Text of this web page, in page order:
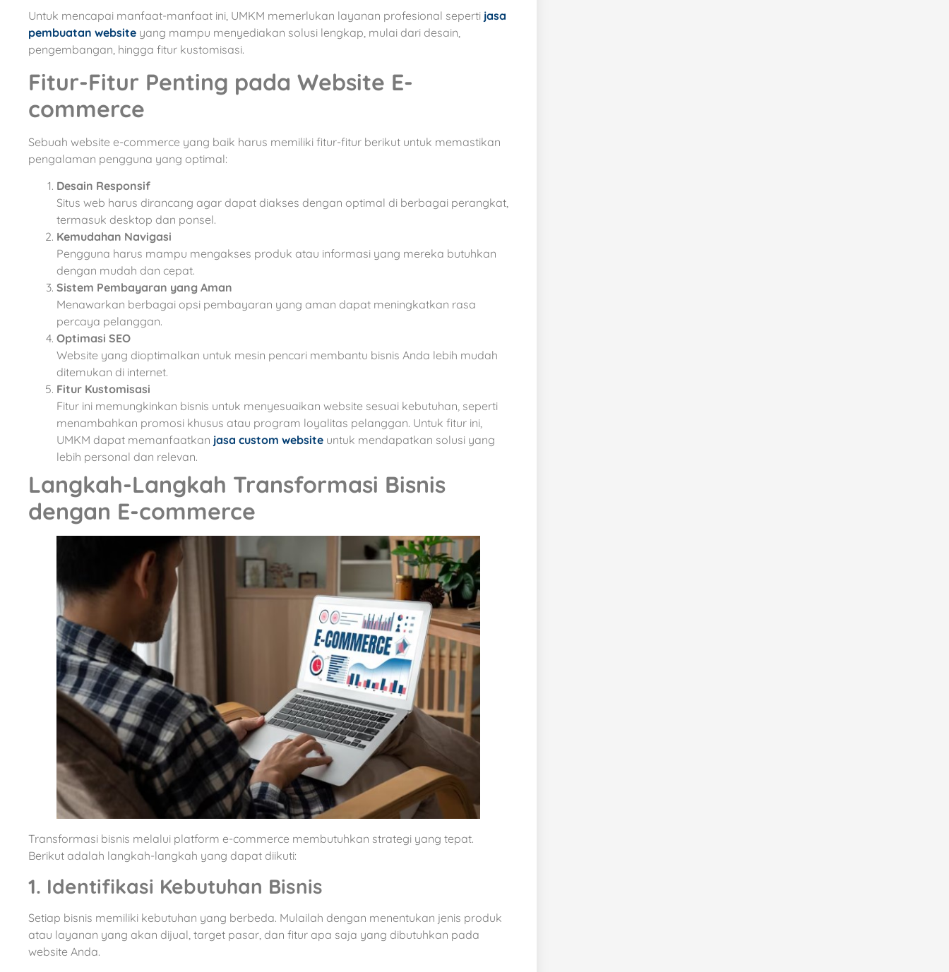
Untuk mencapai manfaat-manfaat ini, UMKM memerlukan layanan profesional seperti jasa
pembuatan website yang mampu menyediakan solusi lengkap, mulai dari desain,
pengembangan, hingga fitur kustomisasi.
Fitur-Fitur Penting pada Website E-
commerce
Sebuah website e-commerce yang baik harus memiliki fitur-fitur berikut untuk memastikan
pengalaman pengguna yang optimal:
Desain Responsif
Situs web harus dirancang agar dapat diakses dengan optimal di berbagai perangkat,
termasuk desktop dan ponsel.
Kemudahan Navigasi
Pengguna harus mampu mengakses produk atau informasi yang mereka butuhkan
dengan mudah dan cepat.
Sistem Pembayaran yang Aman
Menawarkan berbagai opsi pembayaran yang aman dapat meningkatkan rasa
percaya pelanggan.
Optimasi SEO
Website yang dioptimalkan untuk mesin pencari membantu bisnis Anda lebih mudah
ditemukan di internet.
Fitur Kustomisasi
Fitur ini memungkinkan bisnis untuk menyesuaikan website sesuai kebutuhan, seperti
menambahkan promosi khusus atau program loyalitas pelanggan. Untuk fitur ini,
UMKM dapat memanfaatkan jasa custom website untuk mendapatkan solusi yang
lebih personal dan relevan.
Langkah-Langkah Transformasi Bisnis
dengan E-commerce
Transformasi bisnis melalui platform e-commerce membutuhkan strategi yang tepat.
Berikut adalah langkah-langkah yang dapat diikuti:
1. Identifikasi Kebutuhan Bisnis
Setiap bisnis memiliki kebutuhan yang berbeda. Mulailah dengan menentukan jenis produk
atau layanan yang akan dijual, target pasar, dan fitur apa saja yang dibutuhkan pada
website Anda.